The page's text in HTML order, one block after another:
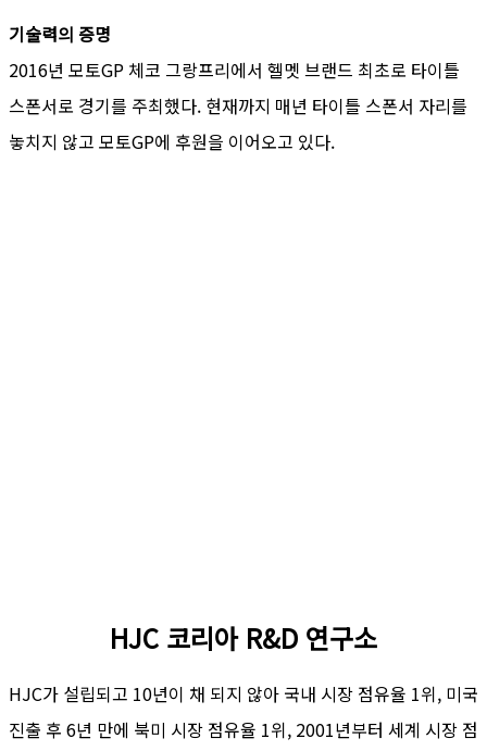
기술력의 증명
2016년 모토GP 체코 그랑프리에서 헬멧 브랜드 최초로 타이틀
스폰서로 경기를 주최했다. 현재까지 매년 타이틀 스폰서 자리를
놓치지 않고 모토GP에 후원을 이어오고 있다.
HJC 코리아 R&D 연구소
HJC가 설립되고 10년이 채 되지 않아 국내 시장 점유율 1위, 미국
진출 후 6년 만에 북미 시장 점유율 1위, 2001년부터 세계 시장 점